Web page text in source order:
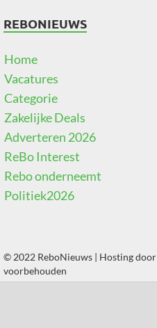
REBONIEUWS
Home
Vacatures
Categorie
Zakelijke Deals
Adverteren 2026
ReBo Interest
Rebo onderneemt
Politiek2026
© 2022 ReboNieuws | Hosting door
voorbehouden